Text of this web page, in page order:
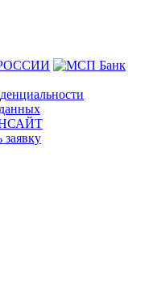
заявку